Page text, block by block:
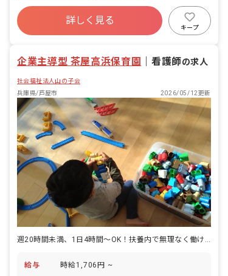
務
ボーナス・賞与あり
有給
福利厚生充実
産休育休制度
詳しく見る
キープ
企業主導型 茶屋高浜保育園 看護師の求人
社会福祉法人山の子会
兵庫県/芦屋市
2026/05/12更新
週20時間未満、1日4時間～OK！扶養内で無理なく働ける看護師のお仕事
給与 時給1,706円 ~